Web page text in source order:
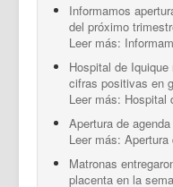
Informamos
del próximo
Leer más:
Hospital de
cifras positivas en
Leer más: Hospital
Apertura de
Leer más: Apertura
Matronas
placenta en la